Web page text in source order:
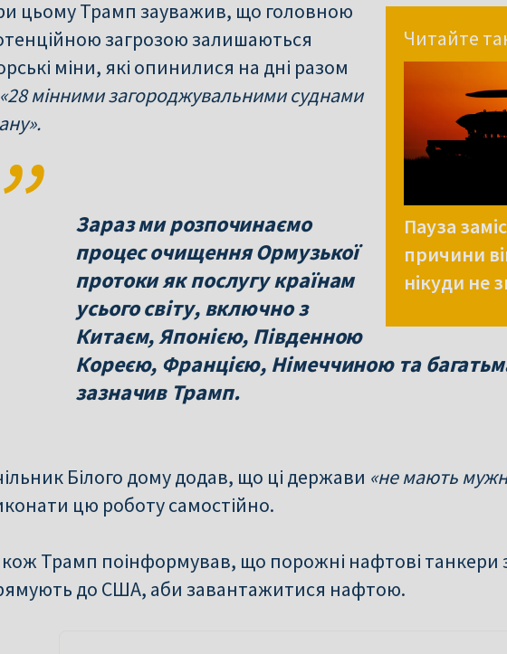
Читайте
Пауза
причини
нікуди не
цьому Трамп зауважив, що головною
загрозою залишаються
міни, які опинилися на дні разом
«28 мінними загороджувальними суднами
Зараз ми розпочинаємо
процес очищення Ормузької
протоки як послугу країнам
усього світу, включно з
Китаєм, Японією, Південною
Кореєю, Францією, Німеччиною та
зазначив Трамп.
Білого дому додав, що ці держави «не мають
цю роботу самостійно.
Трамп поінформував, що порожні нафтові танкери з
до США, аби завантажитися нафтою.